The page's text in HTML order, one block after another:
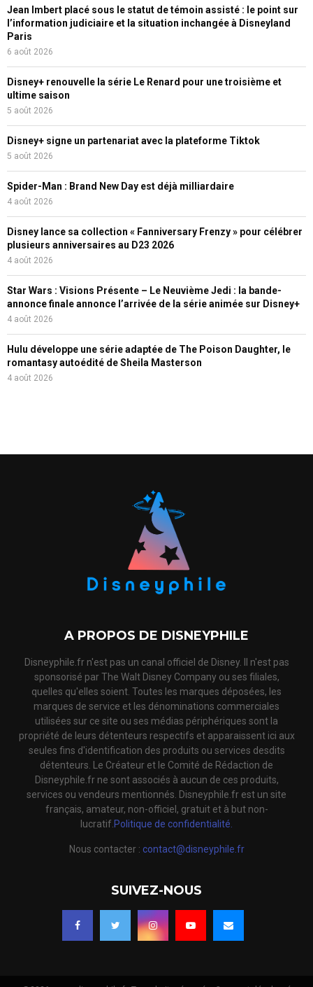
Jean Imbert placé sous le statut de témoin assisté : le point sur
l’information judiciaire et la situation inchangée à Disneyland
Paris
6 août 2026
Disney+ renouvelle la série Le Renard pour une troisième et
ultime saison
5 août 2026
Disney+ signe un partenariat avec la plateforme Tiktok
5 août 2026
Spider-Man : Brand New Day est déjà milliardaire
4 août 2026
Disney lance sa collection « Fanniversary Frenzy » pour célébrer
plusieurs anniversaires au D23 2026
4 août 2026
Star Wars : Visions Présente – Le Neuvième Jedi : la bande-
annonce finale annonce l’arrivée de la série animée sur Disney+
4 août 2026
Hulu développe une série adaptée de The Poison Daughter, le
romantasy autoédité de Sheila Masterson
4 août 2026
A PROPOS DE DISNEYPHILE
Disneyphile.fr n'est pas un canal officiel de Disney. Il n'est pas
sponsorisé par The Walt Disney Company ou ses filiales,
quelles qu'elles soient. Toutes les marques déposées, les
marques de service et les dénominations commerciales
utilisées sur ce site ou ses médias périphériques sont la
propriété de leurs détenteurs respectifs et apparaissent ici aux
seules fins d'identification des produits ou services desdits
détenteurs. Le Créateur et le Comité de Rédaction de
Disneyphile.fr ne sont associés à aucun de ces produits,
services ou vendeurs mentionnés. Disneyphile.fr est un site
français, amateur, non-officiel, gratuit et à but non-
lucratif.Politique de confidentialité.
Nous contacter : contact@disneyphile.fr
SUIVEZ-NOUS